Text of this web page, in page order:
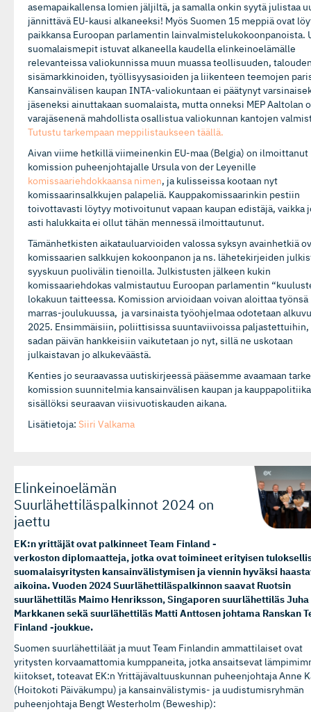
asemapaikallensa lomien jäljiltä, ja samalla onkin syytä julistaa
jännittävä EU-kausi alkaneeksi! Myös Suomen 15 meppiä ovat
paikkansa Euroopan parlamentin lainvalmistelukokoonpanoista.
suomalaismepit istuvat alkaneella kaudella elinkeinoelämälle
relevanteissa valiokunnissa muun muassa teollisuuden,
sisämarkkinoiden, työllisyysasioiden ja liikenteen teemojen
Kansainvälisen kaupan INTA-valiokuntaan ei päätynyt
jäseneksi ainuttakaan suomalaista, mutta onneksi MEP Aaltolan
varajäsenenä mahdollista osallistua valiokunnan kantojen
Tutustu tarkempaan meppilistaukseen täällä.
Aivan viime hetkillä viimeinenkin EU-maa (Belgia) on ilmoittanut
komission puheenjohtajalle Ursula von der Leyenille
komissaariehdokkaansa nimen, ja kulisseissa kootaan nyt
komissaarinsalkkujen palapeliä. Kauppakomissaarinkin pestiin
toivottavasti löytyy motivoitunut vapaan kaupan edistäjä, vaikka
asti halukkaita ei ollut tähän mennessä ilmoittautunut.
Tämänhetkisten aikatauluarvioiden valossa syksyn avainhetkiä
komissaarien salkkujen kokoonpanon ja ns. lähetekirjeiden
syyskuun puolivälin tienoilla. Julkistusten jälkeen kukin
komissaariehdokas valmistautuu Euroopan parlamentin
lokakuun taitteessa. Komission arvioidaan voivan aloittaa työnsä
marras-joulukuussa, ja varsinaista työohjelmaa odotetaan
2025. Ensimmäisiin, poliittisissa suuntaviivoissa paljastettuihin,
sadan päivän hankkeisiin vaikutetaan jo nyt, sillä ne uskotaan
julkaistavan jo alkukeväästä.
Kenties jo seuraavassa uutiskirjeessä pääsemme avaamaan
komission suunnitelmia kansainvälisen kaupan ja
sisällöksi seuraavan viisivuotiskauden aikana.
Lisätietoja: Siiri Valkama
Elinkeinoelämän
Suurlähettiläspalkinnot 2024 on
jaettu
EK:n yrittäjät ovat palkinneet Team Finland -
verkoston diplomaatteja, jotka ovat toimineet erityisen
suomalaisyritysten kansainvälistymisen ja viennin hyväksi
aikoina. Vuoden 2024 Suurlähettiläspalkinnon saavat Ruotsin
suurlähettiläs Maimo Henriksson, Singaporen suurlähettiläs Juha
Markkanen sekä suurlähettiläs Matti Anttosen johtama Ranskan
Finland -joukkue.
Suomen suurlähettiläät ja muut Team Finlandin ammattilaiset ovat
yritysten korvaamattomia kumppaneita, jotka ansaitsevat
kiitokset, toteavat EK:n Yrittäjävaltuuskunnan puheenjohtaja Anne
(Hoitokoti Päiväkumpu) ja kansainvälistymis- ja uudistumisryhmän
puheenjohtaja Bengt Westerholm (Beweship):